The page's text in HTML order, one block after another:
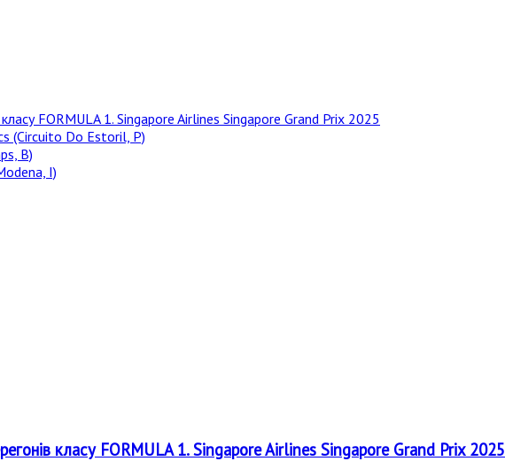
FORMULA 1. Singapore Airlines Singapore Grand Prix 2025
(Circuito Do Estoril, P)
B)
I)
класу FORMULA 1. Singapore Airlines Singapore Grand Prix 2025